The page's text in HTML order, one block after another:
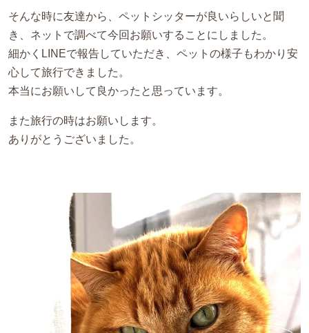
そんな時に友達から、ペットシッターが良いらしいと聞
き、ネットで調べて今回お願いすることにしました。
細かくLINEで報告していただき、ペットの様子もわかり安
心して旅行できました。
本当にお願いして良かったと思っています。
また旅行の時はお願いします。
ありがとうございました。